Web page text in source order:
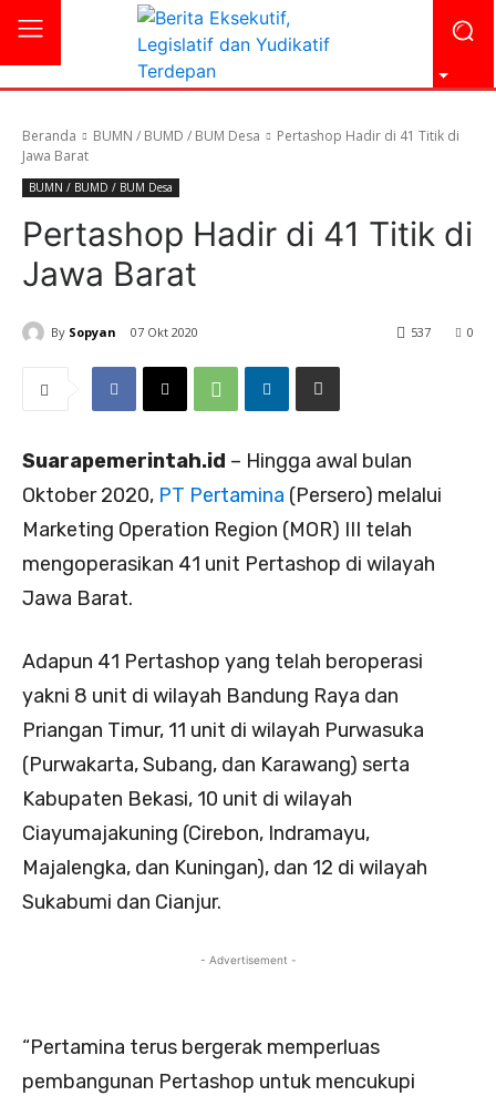
Beranda BUMN / BUMD / BUM Desa
Pertashop Hadir di 41 Titik di
Jawa Barat
BUMN / BUMD / BUM Desa
Pertashop Hadir di 41 Titik di
Jawa Barat
By Sopyan 07 Okt 2020 0
537
Suarapemerintah.id – Hingga awal bulan
Oktober 2020, PT Pertamina (Persero) melalui
Marketing Operation Region (MOR) III telah
mengoperasikan 41 unit Pertashop di wilayah
Jawa Barat.
Adapun 41 Pertashop yang telah beroperasi
yakni 8 unit di wilayah Bandung Raya dan
Priangan Timur, 11 unit di wilayah Purwasuka
(Purwakarta, Subang, dan Karawang) serta
Kabupaten Bekasi, 10 unit di wilayah
Ciayumajakuning (Cirebon, Indramayu,
Majalengka, dan Kuningan), dan 12 di wilayah
Sukabumi dan Cianjur.
- Advertisement -
“Pertamina terus bergerak memperluas
pembangunan Pertashop untuk mencukupi